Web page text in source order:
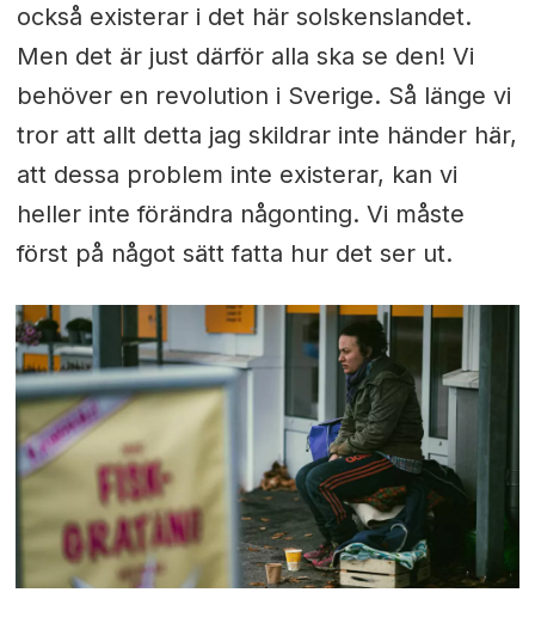
också existerar i det här solskenslandet.
Men det är just därför alla ska se den! Vi
behöver en revolution i Sverige. Så länge vi
tror att allt detta jag skildrar inte händer här,
att dessa problem inte existerar, kan vi
heller inte förändra någonting. Vi måste
först på något sätt fatta hur det ser ut.